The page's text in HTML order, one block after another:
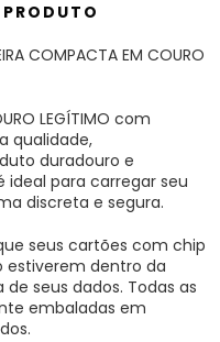
COMPACTA EM COURO
LEGÍTIMO com
qualidade,
duradouro e
para carregar seu
discreta e segura.
seus cartões com chip
estiverem dentro da
seus dados. Todas as
embaladas em